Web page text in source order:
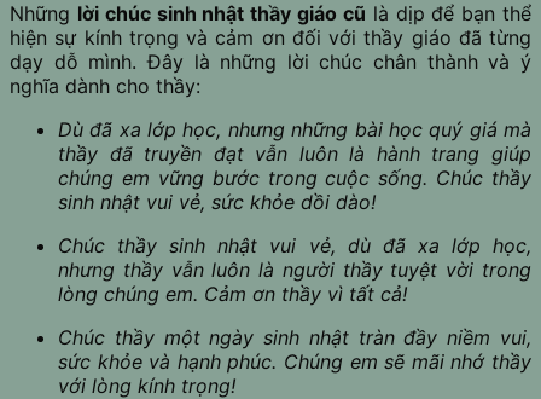
Những lời chúc sinh nhật thầy giáo cũ là dịp để bạn thể
hiện sự kính trọng và cảm ơn đối với thầy giáo đã từng
dạy dỗ mình. Đây là những lời chúc chân thành và ý
nghĩa dành cho thầy:
Dù đã xa lớp học, nhưng những bài học quý giá mà
thầy đã truyền đạt vẫn luôn là hành trang giúp
chúng em vững bước trong cuộc sống. Chúc thầy
sinh nhật vui vẻ, sức khỏe dồi dào!
Chúc thầy sinh nhật vui vẻ, dù đã xa lớp học,
nhưng thầy vẫn luôn là người thầy tuyệt vời trong
lòng chúng em. Cảm ơn thầy vì tất cả!
Chúc thầy một ngày sinh nhật tràn đầy niềm vui,
sức khỏe và hạnh phúc. Chúng em sẽ mãi nhớ thầy
với lòng kính trọng!